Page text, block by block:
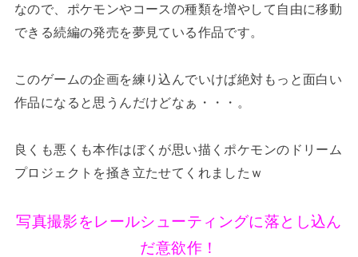
なので、ポケモンやコースの種類を増やして自由に移動
できる続編の発売を夢見ている作品です。
このゲームの企画を練り込んでいけば絶対もっと面白い
作品になると思うんだけどなぁ・・・。
良くも悪くも本作はぼくが思い描くポケモンのドリーム
プロジェクトを掻き立たせてくれましたｗ
写真撮影をレールシューティングに落とし込ん
だ意欲作！